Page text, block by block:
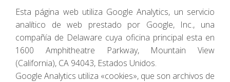
Esta página web utiliza Google Analytics, un servicio
analítico de web prestado por Google, Inc., una
compañía de Delaware cuya oficina principal esta en
1600 Amphitheatre Parkway, Mountain View
(California), CA 94043, Estados Unidos.
Google Analytics utiliza «cookies», que son archivos de